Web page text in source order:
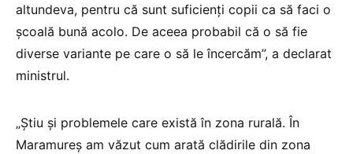
altundeva, pentru că sunt suficienți copii ca să faci o
școală bună acolo. De aceea probabil că o să fie
diverse variante pe care o să le încercăm”, a declarat
ministrul.
„Știu și problemele care există în zona rurală. În
Maramureș am văzut cum arată clădirile din zona